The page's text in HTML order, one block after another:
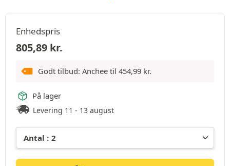
Enhedspris
805,89 kr.
Godt tilbud: Anchee til 454,99 kr.
På lager
Levering 11 - 13 august